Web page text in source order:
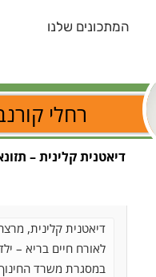
המתכונים שלנו
רחלי
דיאטנית קלינית –
דיאטנית קלינית,
לאורח חיים בריא –
במסגרת משרד